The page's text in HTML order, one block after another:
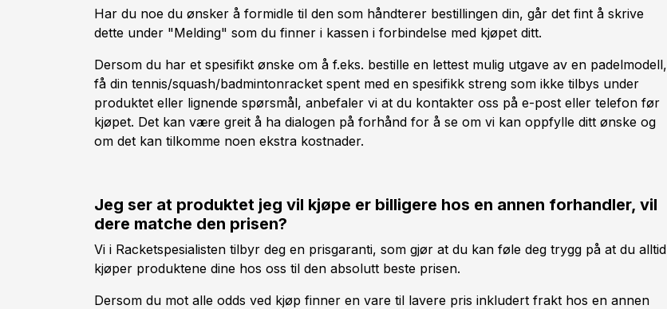
Har du noe du ønsker å formidle til den som håndterer bestillingen din, går det fint å skrive
dette under "Melding" som du finner i kassen i forbindelse med kjøpet ditt.
Dersom du har et spesifikt ønske om å f.eks. bestille en lettest mulig utgave av en padelmodell,
få din tennis/squash/badmintonracket spent med en spesifikk streng som ikke tilbys under
produktet eller lignende spørsmål, anbefaler vi at du kontakter oss på e-post eller telefon før
kjøpet. Det kan være greit å ha dialogen på forhånd for å se om vi kan oppfylle ditt ønske og
om det kan tilkomme noen ekstra kostnader.
Jeg ser at produktet jeg vil kjøpe er billigere hos en annen forhandler, vil
dere matche den prisen?
Vi i Racketspesialisten tilbyr deg en prisgaranti, som gjør at du kan føle deg trygg på at du alltid
kjøper produktene dine hos oss til den absolutt beste prisen.
Dersom du mot alle odds ved kjøp finner en vare til lavere pris inkludert frakt hos en annen